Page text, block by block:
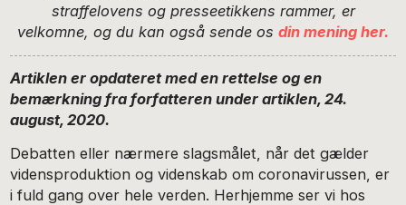
straffelovens og presseetikkens rammer, er
velkomne, og du kan også sende os din mening her.
Artiklen er opdateret med en rettelse og en
bemærkning fra forfatteren under artiklen, 24.
august, 2020.
Debatten eller nærmere slagsmålet, når det gælder
vidensproduktion og videnskab om coronavirussen, er
i fuld gang over hele verden. Herhjemme ser vi hos